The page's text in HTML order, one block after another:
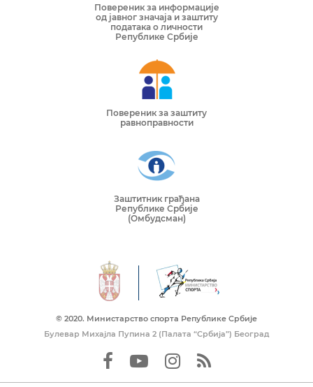
Повереник за информације
од јавног значаја и заштиту
података о личности
Републике Србије
Повереник за заштиту
равноправности
Заштитник грађана
Републике Србије
(Омбудсман)
© 2020. Mинистарство спорта Републике Србије
Булевар Михајла Пупина 2 (Палата “Србија”) Београд